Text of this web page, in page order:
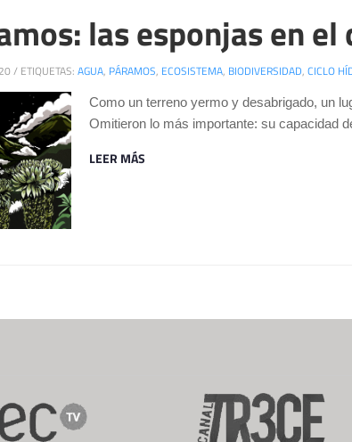
las esponjas en
/ ETIQUETAS: AGUA, PÁRAMOS, ECOSISTEMA, BIODIVERSIDAD, CICLO
Como un terreno yermo y desabrigado, un
Omitieron lo más importante: su capacidad
LEER MÁS